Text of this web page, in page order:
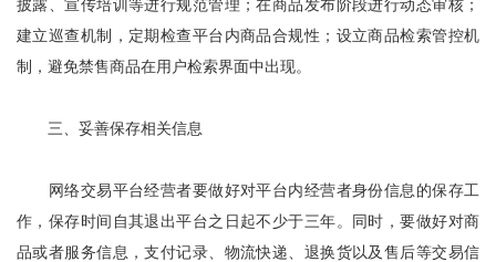
披露、宣传培训等进行规范管理；在商品发布阶段进行动态审核；
建立巡查机制，定期检查平台内商品合规性；设立商品检索管控机
制，避免禁售商品在用户检索界面中出现。
三、妥善保存相关信息
网络交易平台经营者要做好对平台内经营者身份信息的保存工
作，保存时间自其退出平台之日起不少于三年。同时，要做好对商
品或者服务信息，支付记录、物流快递、退换货以及售后等交易信